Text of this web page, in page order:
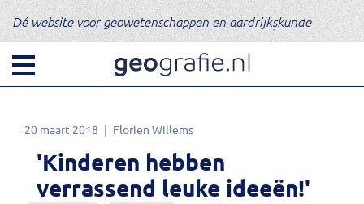
Dé website voor geowetenschappen en aardrijkskunde
20 maart 2018 Florien Willems
'Kinderen hebben
verrassend leuke ideeën!'